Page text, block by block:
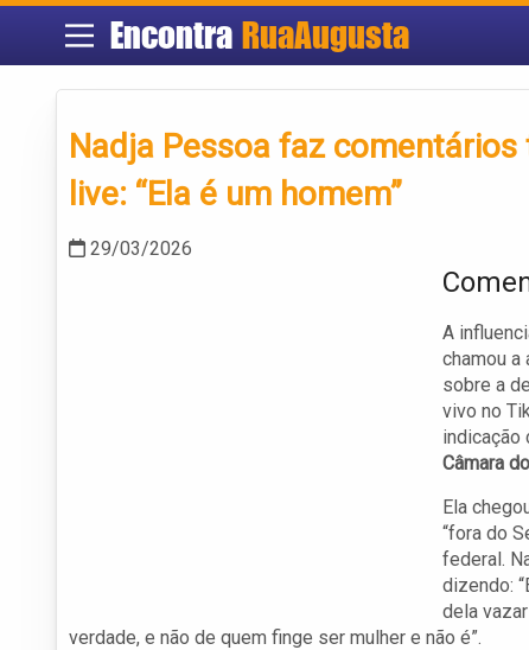
EncontraRuaAugusta
Nadja Pessoa faz
live: “Ela é um homem”
29/03/2026
A
chamou
sobre a
vivo no
indicação
Câmara
Ela
“fora do
federal.
dizendo:
dela
verdade, e não de quem finge ser mulher e não é”.